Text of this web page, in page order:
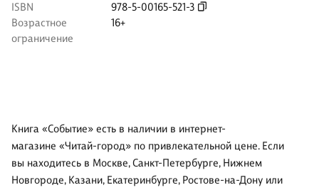
ISBN
978-5-00165-521-3
Возрастное
ограничение
16+
Книга «Событие» есть в наличии в интернет-
магазине «Читай-город» по привлекательной цене. Если
вы находитесь в Москве, Санкт-Петербурге, Нижнем
Новгороде, Казани, Екатеринбурге, Ростове-на-Дону или